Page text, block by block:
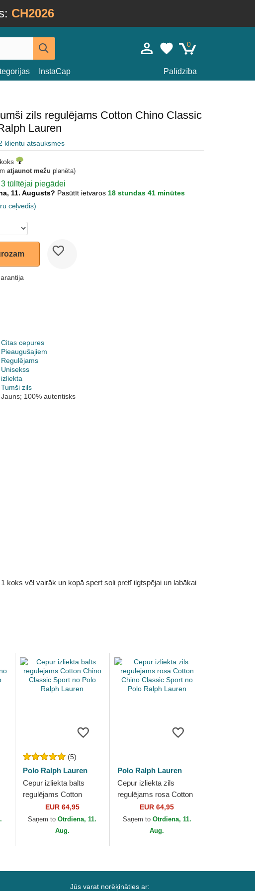
CH2026
0
InstaCap Palīdzība
zils regulējams Cotton Chino Classic
Lauren
klientu atsauksmes
atjaunot mežu planēta)
tūlītējai piegādei
11. Augusts? Pasūtīt ietvaros 18 stundas 41 minūtes
ceļvedis)
Citas cepures
Pieaugušajiem
Regulējams
Unisekss
izliekta
Tumši zils
Jauns; 100% autentisks
koks vēl vairāk un kopā spert soli pretī ilgtspējai un labākai
(5)
Polo Ralph Lauren
Cepur izliekta balts
regulējams Cotton
Chino Classic Sport no
Polo Ralph Lauren
EUR 64,95
Saņem toOtrdiena, 11.
Aug.
Polo Ralph Lauren
Cepur izliekta zils
regulējams rosa Cotton
Chino Classic Sport no
Polo Ralph Lauren
EUR 64,95
Saņem to Otrdiena, 11.
Aug.
Jūs varat norēķināties ar: